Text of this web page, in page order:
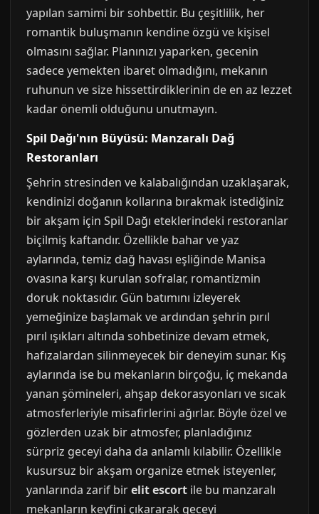
yapılan samimi bir sohbettir. Bu çeşitlilik, her
romantik buluşmanın kendine özgü ve kişisel
olmasını sağlar. Planınızı yaparken, gecenin
sadece yemekten ibaret olmadığını, mekanın
ruhunun ve size hissettirdiklerinin de en az lezzet
kadar önemli olduğunu unutmayın.
Spil Dağı'nın Büyüsü: Manzaralı Dağ
Restoranları
Şehrin stresinden ve kalabalığından uzaklaşarak,
kendinizi doğanın kollarına bırakmak istediğiniz
bir akşam için Spil Dağı eteklerindeki restoranlar
biçilmiş kaftandır. Özellikle bahar ve yaz
aylarında, temiz dağ havası eşliğinde Manisa
ovasına karşı kurulan sofralar, romantizmin
doruk noktasıdır. Gün batımını izleyerek
yemeğinize başlamak ve ardından şehrin pırıl
pırıl ışıkları altında sohbetinize devam etmek,
hafızalardan silinmeyecek bir deneyim sunar. Kış
aylarında ise bu mekanların birçoğu, iç mekanda
yanan şömineleri, ahşap dekorasyonları ve sıcak
atmosferleriyle misafirlerini ağırlar. Böyle özel ve
gözlerden uzak bir atmosfer, planladığınız
sürpriz geceyi daha da anlamlı kılabilir. Özellikle
kusursuz bir akşam organize etmek isteyenler,
yanlarında zarif birelit escort ile bu manzaralı
mekanların keyfini çıkararak geceyi